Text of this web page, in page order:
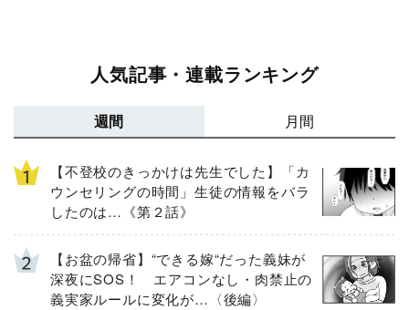
人気記事・連載ランキング
週間 月間
【不登校のきっかけは先生でした】「カ
ウンセリングの時間」生徒の情報をバラ
したのは…《第２話》
【お盆の帰省】“できる嫁“だった義妹が
深夜にSOS！ エアコンなし・肉禁止の
義実家ルールに変化が…〈後編〉